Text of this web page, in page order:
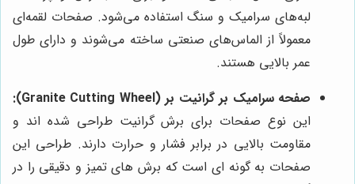
لبه‌های سرامیک و سنگ استفاده می‌شود. صفحات لقمه‌ای
معمولاً از الماس‌های صنعتی ساخته می‌شوند و دارای طول
عمر بالایی هستند.
صفحه سرامیک بر گرانیت بر (Granite Cutting Wheel):
این نوع صفحات برای برش گرانیت طراحی شده اند و
مقاومت بالایی در برابر فشار و حرارت دارند. طراحی این
صفحات به گونه ای است که برش های تمیز و دقیقی را در